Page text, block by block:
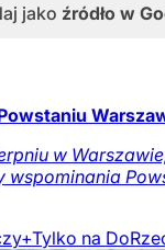
jako źródło w
w
wspominania
Tylko na